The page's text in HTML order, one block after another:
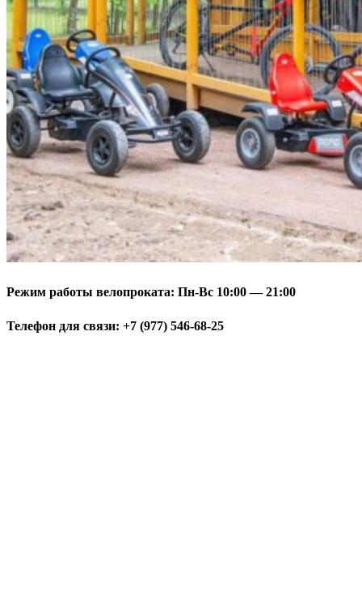
Режим работы велопроката: Пн-Вс 10:00 — 21:00
Телефон для связи: +7 (977) 546-68-25